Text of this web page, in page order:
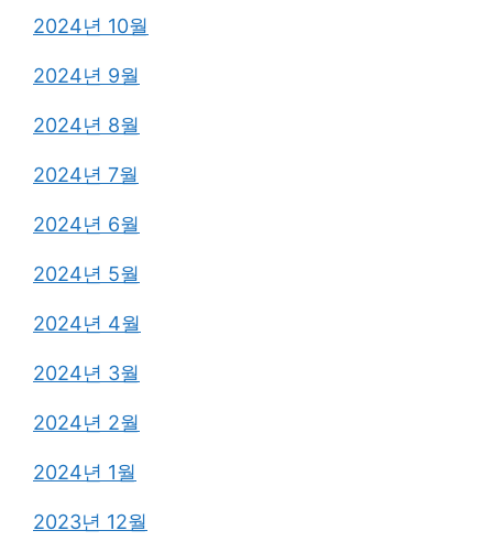
2024년 10월
2024년 9월
2024년 8월
2024년 7월
2024년 6월
2024년 5월
2024년 4월
2024년 3월
2024년 2월
2024년 1월
2023년 12월